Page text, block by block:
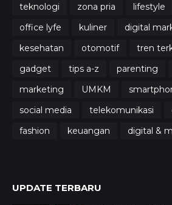
teknologi zona pria lifestyle
office lyfe
kuliner
digital
kesehatan
otomotif tren
gadget
tips a-z parenting
marketing
UMKM
social media
telekomunikasi
fashion
keuangan digital &
UPDATE TERBARU